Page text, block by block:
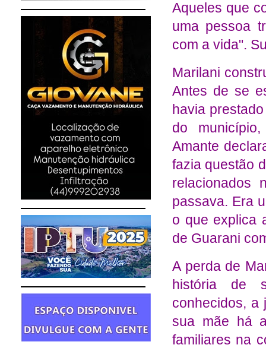
Aqueles que
uma pessoa
com a vida".
Marilani
Antes de se
havia
do
Amante
fazia questão
relacionados
passava. Era
o que explica
de Guarani
A perda de
história de
conhecidos, a
sua mãe há
familiares na